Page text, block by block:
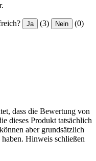
Ja (3) Nein (0)
dass die Bewertung von
dieses Produkt tatsächlich
aber grundsätzlich
Hinweis schließen